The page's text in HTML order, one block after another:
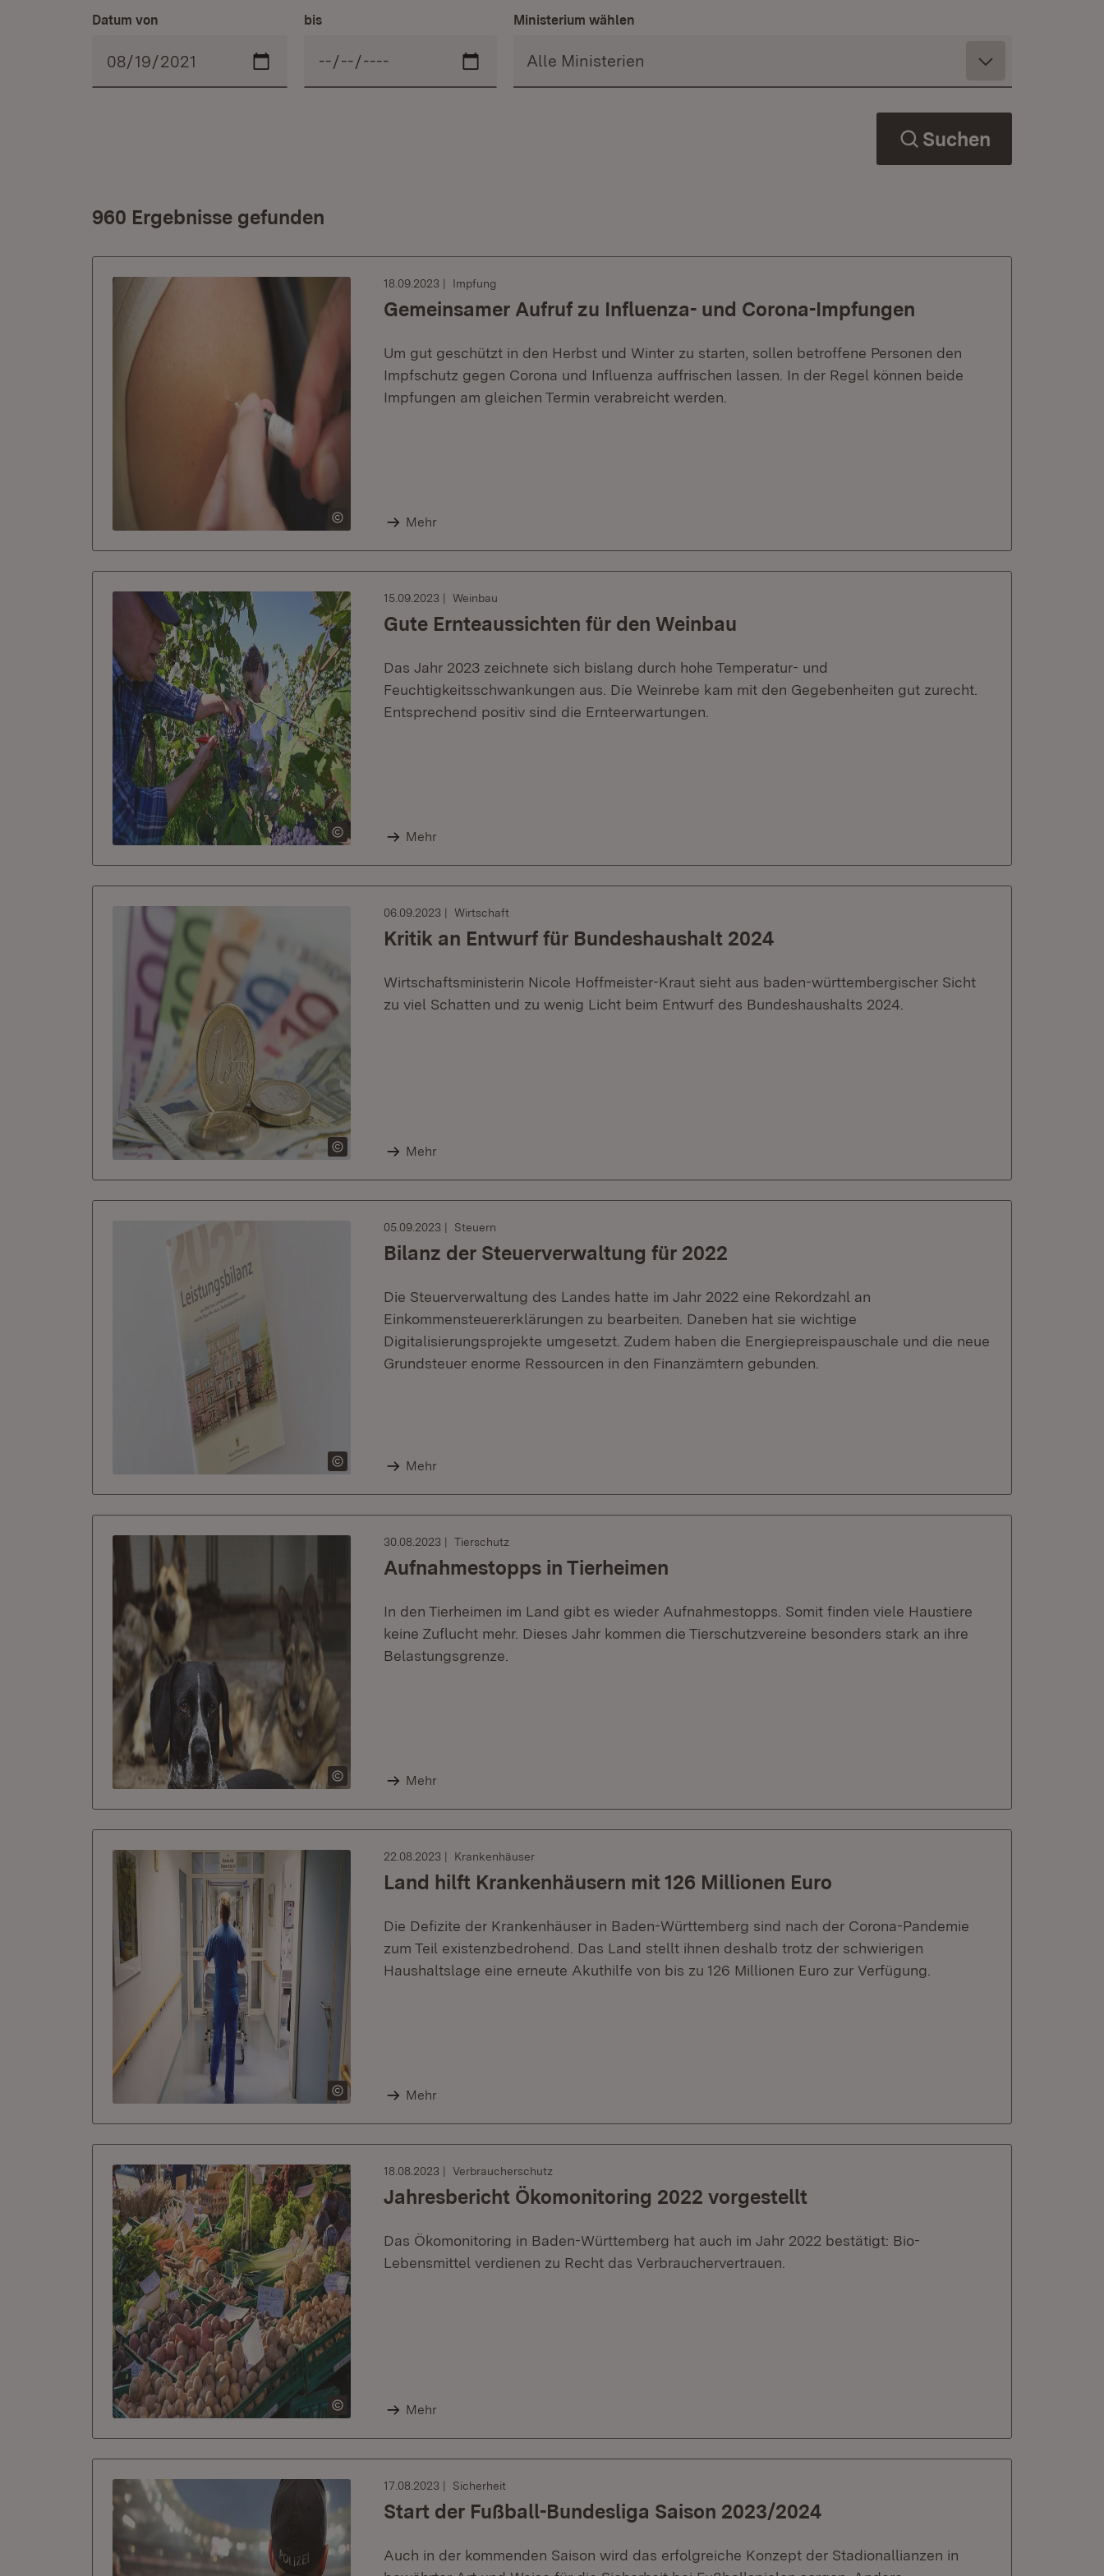
Datum von bis Ministerium wählen
Suchen
960 Ergebnisse gefunden
18.09.2023 Impfung
Gemeinsamer Aufruf zu Influenza- und Corona-Impfungen
Um gut geschützt in den Herbst und Winter zu starten, sollen betroffene Personen den
Impfschutz gegen Corona und Influenza auffrischen lassen. In der Regel können beide
Impfungen am gleichen Termin verabreicht werden.
Mehr
15.09.2023 Weinbau
Gute Ernteaussichten für den Weinbau
Das Jahr 2023 zeichnete sich bislang durch hohe Temperatur- und
Feuchtigkeitsschwankungen aus. Die Weinrebe kam mit den Gegebenheiten gut zurecht.
Entsprechend positiv sind die Ernteerwartungen.
Mehr
06.09.2023 Wirtschaft
Kritik an Entwurf für Bundeshaushalt 2024
Wirtschaftsministerin Nicole Hoffmeister-Kraut sieht aus baden-württembergischer Sicht
zu viel Schatten und zu wenig Licht beim Entwurf des Bundeshaushalts 2024.
Mehr
05.09.2023 Steuern
Bilanz der Steuerverwaltung für 2022
Die Steuerverwaltung des Landes hatte im Jahr 2022 eine Rekordzahl an
Einkommensteuererklärungen zu bearbeiten. Daneben hat sie wichtige
Digitalisierungsprojekte umgesetzt. Zudem haben die Energiepreispauschale und die neue
Grundsteuer enorme Ressourcen in den Finanzämtern gebunden.
Mehr
30.08.2023 Tierschutz
Aufnahmestopps in Tierheimen
In den Tierheimen im Land gibt es wieder Aufnahmestopps. Somit finden viele Haustiere
keine Zuflucht mehr. Dieses Jahr kommen die Tierschutzvereine besonders stark an ihre
Belastungsgrenze.
Mehr
22.08.2023 Krankenhäuser
Land hilft Krankenhäusern mit 126 Millionen Euro
Die Defizite der Krankenhäuser in Baden-Württemberg sind nach der Corona-Pandemie
zum Teil existenzbedrohend. Das Land stellt ihnen deshalb trotz der schwierigen
Haushaltslage eine erneute Akuthilfe von bis zu 126 Millionen Euro zur Verfügung.
Mehr
18.08.2023 Verbraucherschutz
Jahresbericht Ökomonitoring 2022 vorgestellt
Das Ökomonitoring in Baden-Württemberg hat auch im Jahr 2022 bestätigt: Bio-
Lebensmittel verdienen zu Recht das Verbrauchervertrauen.
Mehr
17.08.2023 Sicherheit
Start der Fußball-Bundesliga Saison 2023/2024
Auch in der kommenden Saison wird das erfolgreiche Konzept der Stadionallianzen in